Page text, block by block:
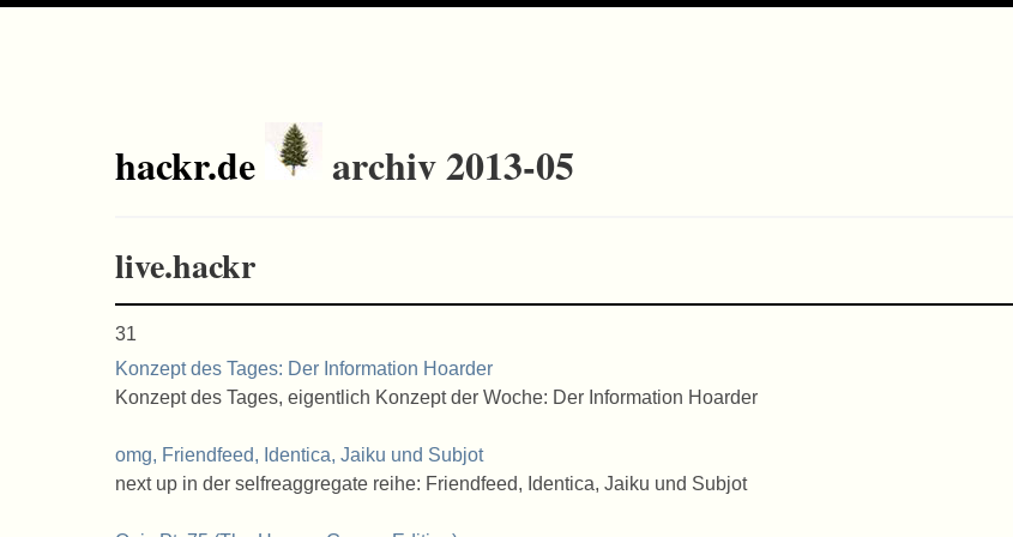
hackr.de archiv 2013-05
live.hackr
31
Konzept des Tages: Der Information Hoarder
Konzept des Tages, eigentlich Konzept der Woche: Der Information Hoarder
omg, Friendfeed, Identica, Jaiku und Subjot
next up in der selfreaggregate reihe: Friendfeed, Identica, Jaiku und Subjot